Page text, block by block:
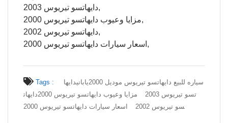
دايهاتسو تيريوس 2003,
مزايا وعيوب دايهاتسو تيريوس 2000,
دايهاتسو تيريوس 2002,
اسعار سيارات دايهاتسو تيريوس 2000,
Tags :
سياره للبيع دايهاتسو تيريوس موديل 2000يابانيدايها
تسو تيريوس 2003
مزايا وعيوب دايهاتسو تيريوس 2000
دايهات
سو تيريوس 2002
اسعار سيارات دايهاتسو تيريوس 2000